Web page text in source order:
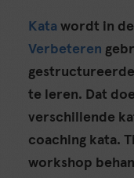
Kata wordt in
Verbeteren
te leren. Dat
verschillende
coaching kata.
workshop